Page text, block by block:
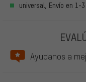
universal, Envío en 1-
Ayudanos a